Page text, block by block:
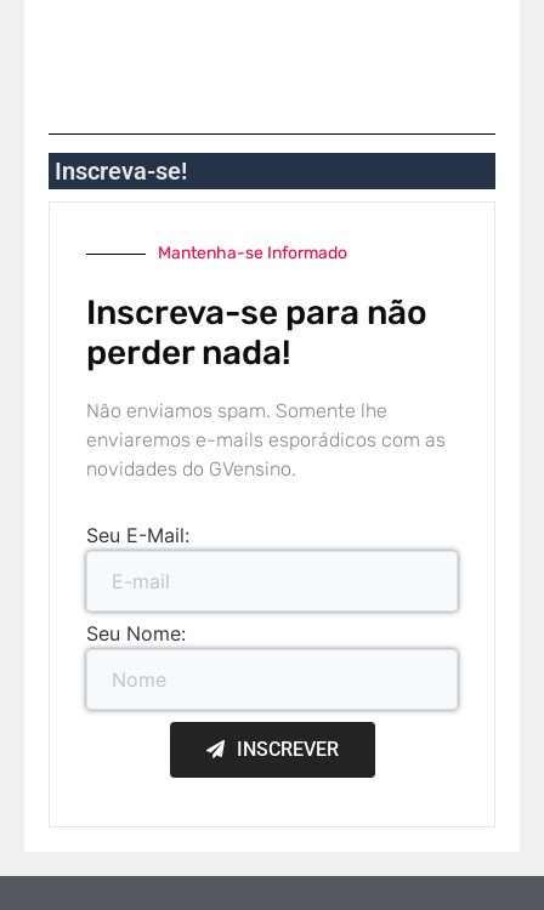
Inscreva-se!
Mantenha-se Informado
Inscreva-se para não
perder nada!
Não enviamos spam. Somente lhe
enviaremos e-mails esporádicos com as
novidades do GVensino.
Seu E-Mail:
Seu Nome:
INSCREVER